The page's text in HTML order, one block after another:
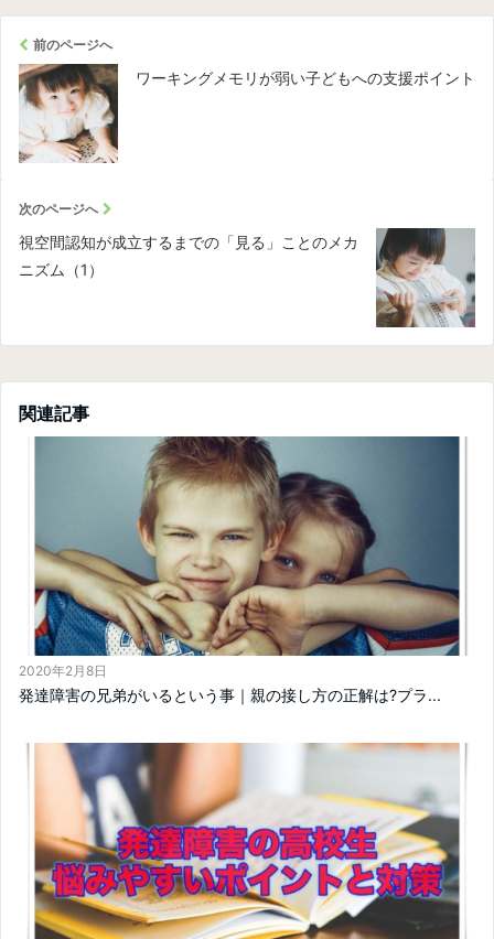
前のページへ
ワーキングメモリが弱い子どもへの支援ポイント
次のページへ
視空間認知が成立するまでの「見る」ことのメカ
ニズム（1）
関連記事
2020年2月8日
発達障害の兄弟がいるという事｜親の接し方の正解は?プラ...